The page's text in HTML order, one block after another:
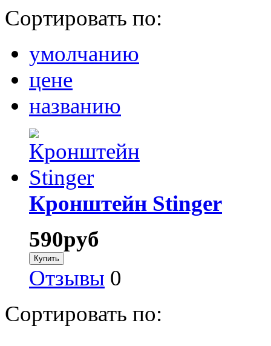
Сортировать по:
умолчанию
цене
названию
Кронштейн Stinger
590руб
Отзывы 0
Сортировать по: